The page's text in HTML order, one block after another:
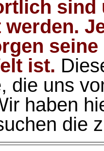
sind
ist.
die uns
haben
die